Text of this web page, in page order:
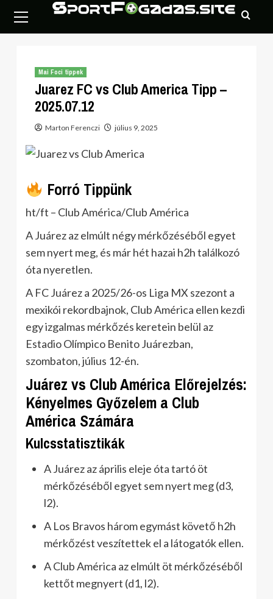
content
Menu
Mai Foci tippek
Juarez FC vs Club America Tipp –
2025.07.12
Marton Ferenczi július 9, 2025
Forró Tippünk
ht/ft – Club América/Club América
A Juárez az elmúlt négy mérkőzéséből egyet
sem nyert meg, és már hét hazai h2h találkozó
óta nyeretlen.
A FC Juárez a 2025/26-os Liga MX szezont a
mexikói rekordbajnok, Club América ellen kezdi
egy izgalmas mérkőzés keretein belül az
Estadio Olímpico Benito Juárezban,
szombaton, július 12-én.
Juárez vs Club América Előrejelzés:
Kényelmes Győzelem a Club
América Számára
Kulcsstatisztikák
A Juárez az április eleje óta tartó öt
mérkőzéséből egyet sem nyert meg (d3,
l2).
A Los Bravos három egymást követő h2h
mérkőzést veszítettek el a látogatók ellen.
A Club América az elmúlt öt mérkőzéséből
kettőt megnyert (d1, l2).